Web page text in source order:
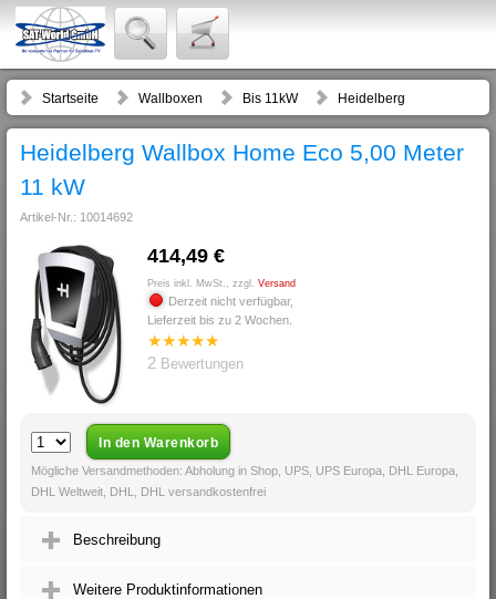
Startseite Wallboxen Bis 11kW Heidelberg
Heidelberg Wallbox Home Eco 5,00 Meter
11 kW
Artikel-Nr.: 10014692
414,49 €
Preis inkl. MwSt., zzgl. Versand
Derzeit nicht verfügbar,
Lieferzeit bis zu 2 Wochen.
★★★★★
2 Bewertungen
Mögliche Versandmethoden: Abholung in Shop, UPS, UPS Europa, DHL Europa,
DHL Weltweit, DHL, DHL versandkostenfrei
Beschreibung
Weitere Produktinformationen